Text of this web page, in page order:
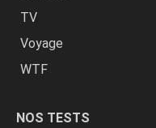
TV
Voyage
WTF
NOS TESTS